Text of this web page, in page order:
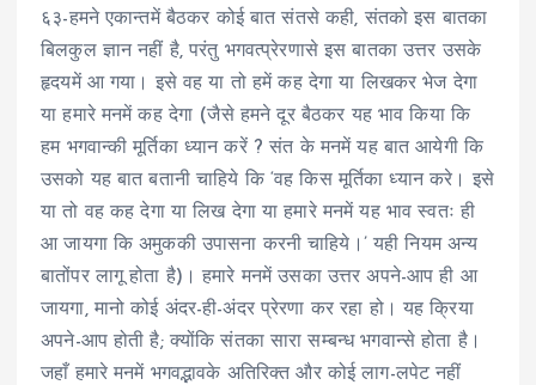
६३-हमने एकान्तमें बैठकर कोई बात संतसे कही, संतको इस बातका
बिलकुल ज्ञान नहीं है, परंतु भगवत्प्रेरणासे इस बातका उत्तर उसके
हृदयमें आ गया। इसे वह या तो हमें कह देगा या लिखकर भेज देगा
या हमारे मनमें कह देगा (जैसे हमने दूर बैठकर यह भाव किया कि
हम भगवान्की मूर्तिका ध्यान करें ? संत के मनमें यह बात आयेगी कि
उसको यह बात बतानी चाहिये कि ‘वह किस मूर्तिका ध्यान करे। इसे
या तो वह कह देगा या लिख देगा या हमारे मनमें यह भाव स्वतः ही
आ जायगा कि अमुककी उपासना करनी चाहिये।’ यही नियम अन्य
बातोंपर लागू होता है)। हमारे मनमें उसका उत्तर अपने-आप ही आ
जायगा, मानो कोई अंदर-ही-अंदर प्रेरणा कर रहा हो। यह क्रिया
अपने-आप होती है; क्योंकि संतका सारा सम्बन्ध भगवान्से होता है।
जहाँ हमारे मनमें भगवद्भावके अतिरिक्त और कोई लाग-लपेट नहीं